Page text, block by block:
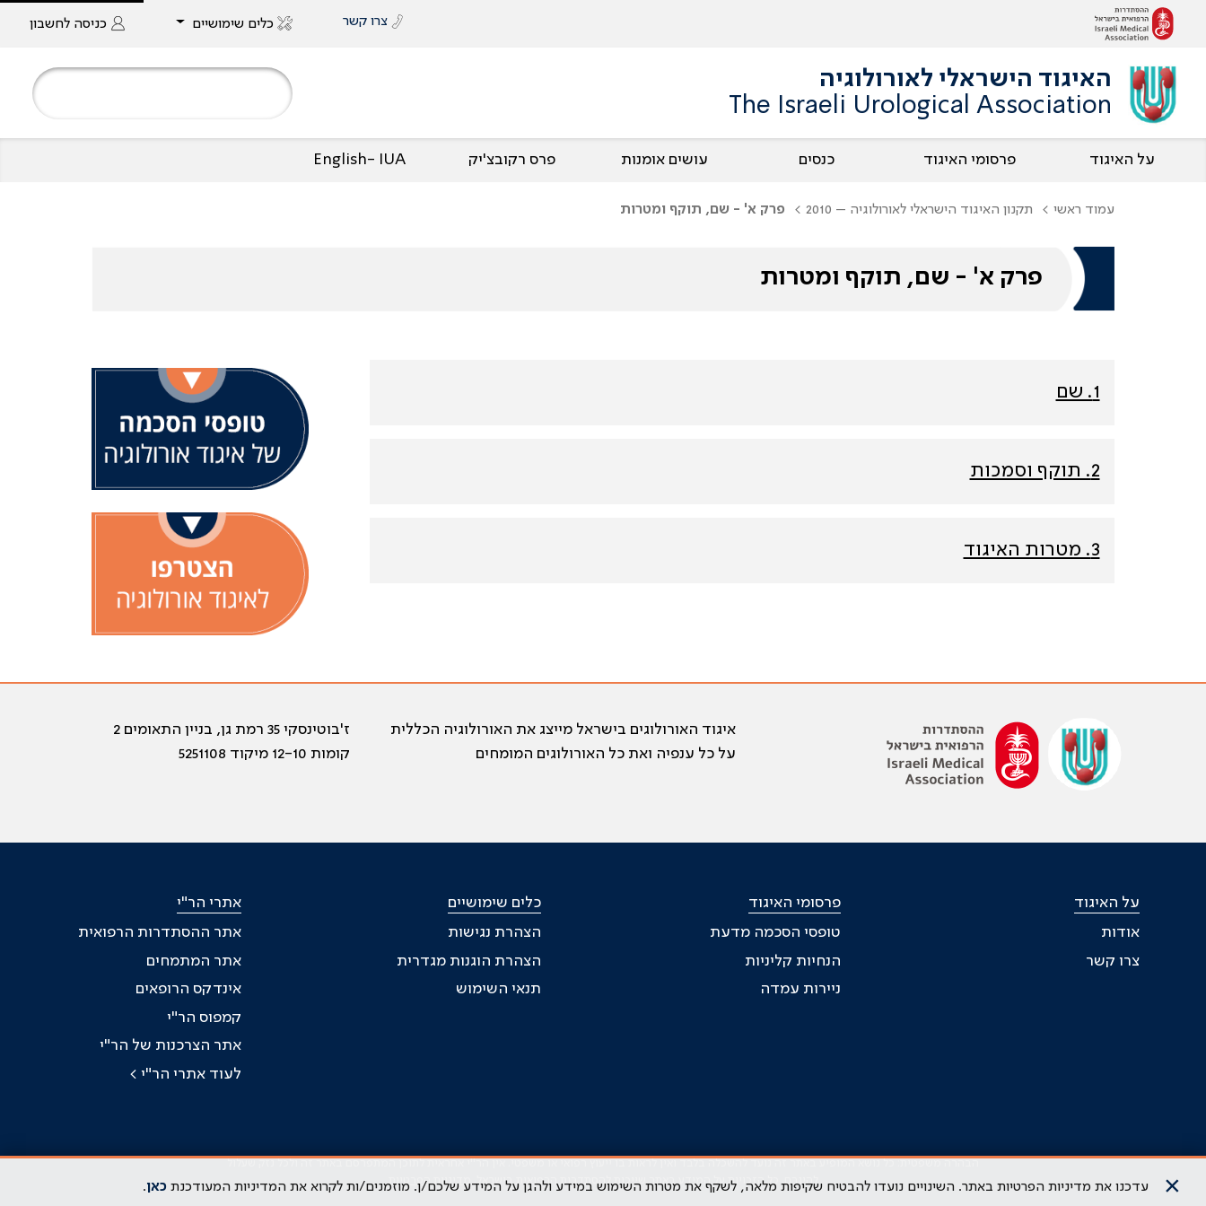
צרו קשר כלים שימושיים כניסה לחשבון
האיגוד הישראלי לאורולוגיה
The Israeli Urological Association
על האיגוד פרסומי האיגוד כנסים עושים אומנות פרס רקובצ'יק English- IUA
עמוד ראשי תקנון האיגוד הישראלי לאורולוגיה – 2010 פרק א' - שם, תוקף ומטרות
פרק א' - שם, תוקף ומטרות
1. שם
2. תוקף וסמכות
3. מטרות האיגוד
איגוד האורולוגים בישראל מייצג את האורולוגיה הכללית
על כל ענפיה ואת כל האורולוגים המומחים
ז'בוטינסקי 35 רמת גן, בניין התאומים 2
קומות 12-10 מיקוד 5251108
על האיגוד
אודות
צרו קשר
פרסומי האיגוד
טופסי הסכמה מדעת
הנחיות קליניות
ניירות עמדה
כלים שימושיים
הצהרת נגישות
הצהרת הוגנות מגדרית
תנאי השימוש
אתרי הר"י
אתר ההסתדרות הרפואית
אתר המתמחים
אינדקס הרופאים
קמפוס הר"י
אתר הצרכנות של הר"י
לעוד אתרי הר"י >
להיגרם. כל הזכויות על המידע באתר שייכות להסתדרות הרפואית בישראל.
מדיניות הפרטיות × עדכנו את מדיניות הפרטיות באתר. השינויים נועדו להבטיח שקיפות מלאה, לשקף את מטרות השימוש במידע ולהגן על המידע שלכם/ן. מוזמנים/ות לקרוא את המדיניות המעודכנת כאן.